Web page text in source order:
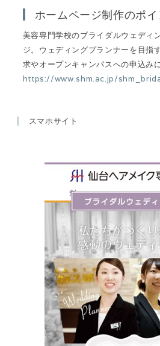
ホームページ制作のポイ
美容専門学校のブライダルウェディ
ジ。ウェディングプランナーを目指
求やオープンキャンパスへの申込み
https://www.shm.ac.jp/
スマホサイト